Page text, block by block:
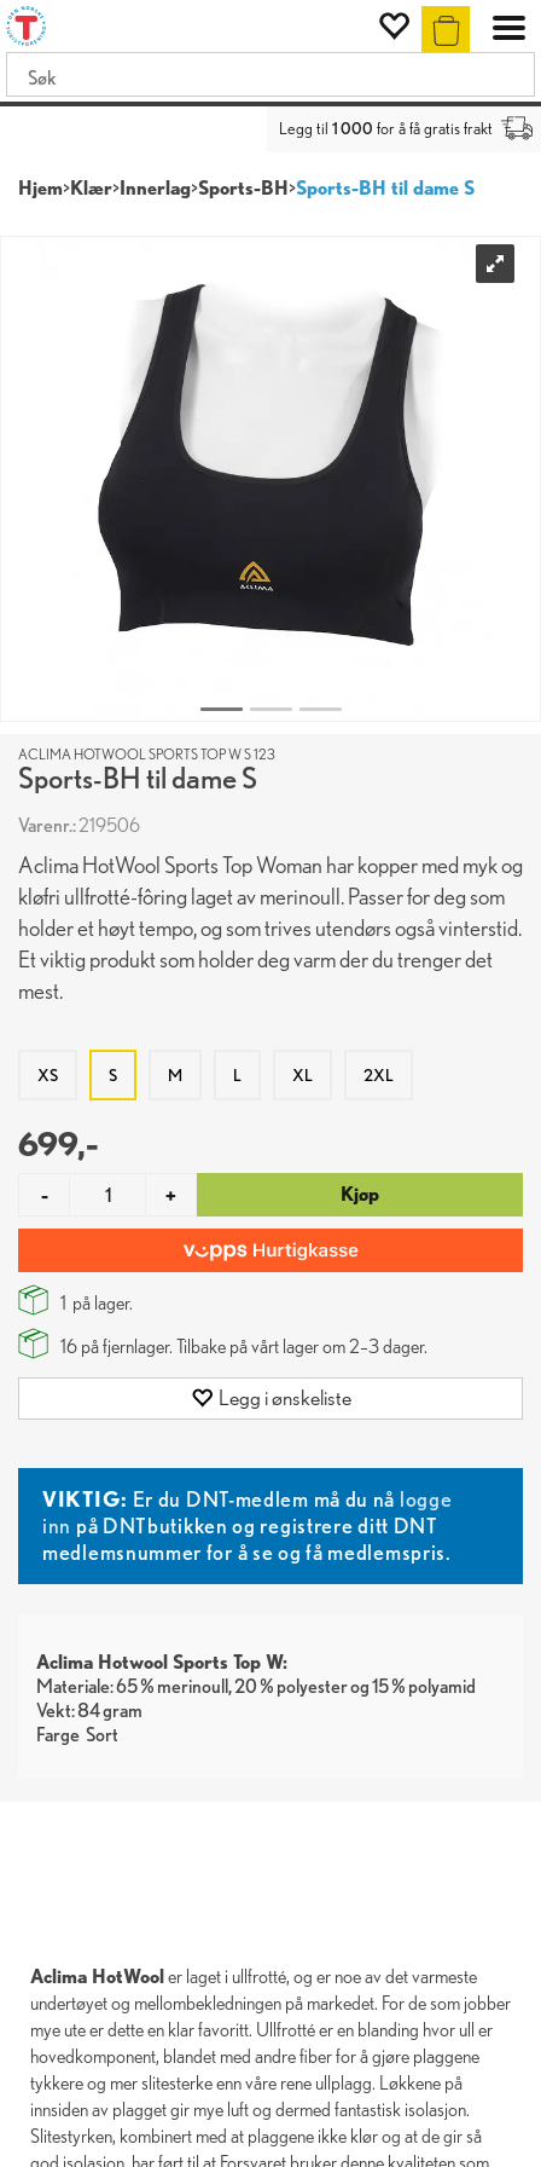
Legg til 1 000 for å få gratis frakt
Hjem>Klær>Innerlag>Sports-BH>Sports-BH til dame S
ACLIMA HOTWOOL SPORTS TOP W S 123
Sports-BH til dame S
Varenr.:219506
Aclima HotWool Sports Top Woman har kopper med myk og
kløfri ullfrotté-fôring laget av merinoull. Passer for deg som
holder et høyt tempo, og som trives utendørs også vinterstid.
Et viktig produkt som holder deg varm der du trenger det
mest.
XS S M L XL 2XL
699,-
- + Kjøp
1 på lager.
16 på fjernlager. Tilbake på vårt lager om 2–3 dager.
Legg i ønskeliste
VIKTIG: Er du DNT-medlem må du nå logge
inn på DNTbutikken og registrere ditt DNT
medlemsnummer for å se og få medlemspris.
Aclima Hotwool Sports Top W:
Materiale: 65 % merinoull, 20 % polyester og 15 % polyamid
Vekt: 84 gram
Farge Sort
Aclima HotWooler laget i ullfrotté, og er noe av det varmeste
undertøyet og mellombekledningen på markedet. For de som jobber
mye ute er dette en klar favoritt. Ullfrotté er en blanding hvor ull er
hovedkomponent, blandet med andre fiber for å gjøre plaggene
tykkere og mer slitesterke enn våre rene ullplagg. Løkkene på
innsiden av plagget gir mye luft og dermed fantastisk isolasjon.
Slitestyrken, kombinert med at plaggene ikke klør og at de gir så